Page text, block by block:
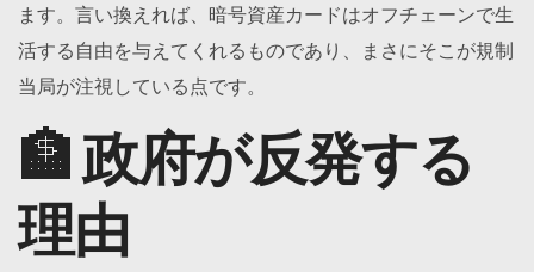
ます。言い換えれば、暗号資産カードはオフチェーンで生
活する自由を与えてくれるものであり、まさにそこが規制
当局が注視している点です。
🏦 政府が反発する
理由